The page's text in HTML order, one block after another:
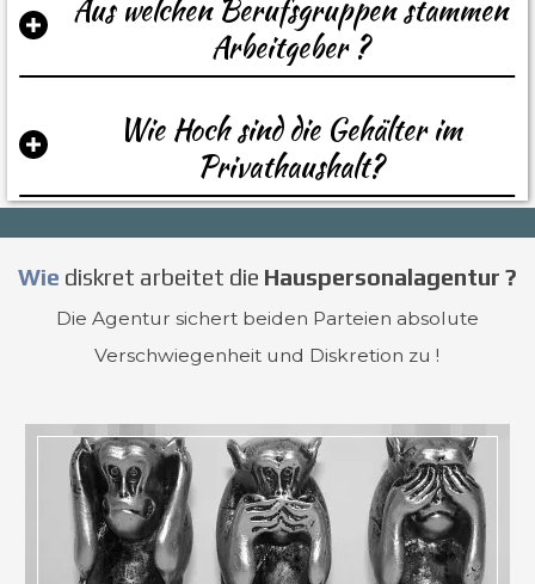
Aus welchen Berufsgruppen stammen
Arbeitgeber ?
Wie Hoch sind die Gehälter im
Privathaushalt?
Wie diskret arbeitet die Hauspersonalagentur ?
Die Agentur sichert beiden Parteien absolute
Verschwiegenheit und Diskretion zu !